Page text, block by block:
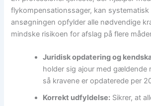
flykompensationssager, kan systematisk
ansøgningen opfylder alle nødvendige
mindske risikoen for afslag på flere
Juridisk opdatering og
holder sig ajour med gældende
så kravene er opdaterede per
Korrekt udfyldelse: Sikrer, at